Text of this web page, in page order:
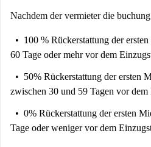
Nachdem der vermieter die
100 % Rückerstattung der
60 Tage oder mehr vor dem
50% Rückerstattung der ersten
zwischen 30 und 59 Tagen vor dem
0% Rückerstattung der ersten
Tage oder weniger vor dem